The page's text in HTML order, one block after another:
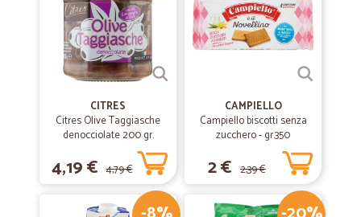
Molto soddisfatta
Molto soddisfatta . Puntualità e cortesia.
Tutto benissimo
Tutto benissimo, perfetto e puntuale. Grazie!
23/12/2020
Professionali
CITRES
Citres Olive Taggiasche
denocciolate 200 gr.
4,19 € 4,79 €
CAMPIELLO
Campiello biscotti senza
zucchero - gr.350
2 € 2,39 €